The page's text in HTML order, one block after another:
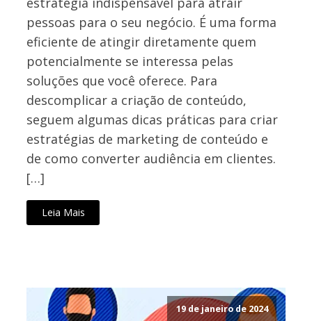
pessoas para o seu negócio. É uma forma
eficiente de atingir diretamente quem
potencialmente se interessa pelas
soluções que você oferece. Para
descomplicar a criação de conteúdo,
seguem algumas dicas práticas para criar
estratégias de marketing de conteúdo e
de como converter audiência em clientes.
[…]
Leia Mais
19 de janeiro de 2024